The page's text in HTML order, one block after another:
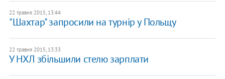
22 травня 2015, 13:44
"Шахтар" запросили на турнір у Польщу
22 травня 2015, 13:33
У НХЛ збільшили стелю зарплати